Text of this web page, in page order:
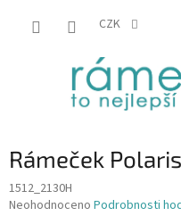
CZK
Rámeček
1512_2130H
Průměrné
Neohodnoceno Podrobnosti